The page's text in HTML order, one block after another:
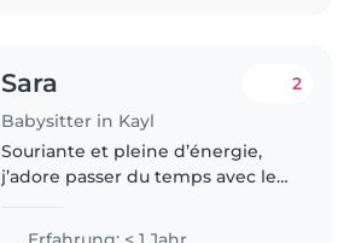
Sara
Babysitter in Kayl
2
Souriante et pleine d’énergie,
j’adore passer du temps avec les
amusantes. Je suis responsable,